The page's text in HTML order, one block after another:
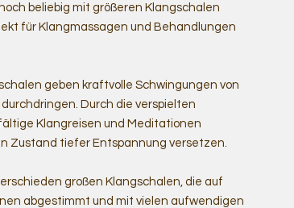
beliebig mit größeren Klangschalen
für Klangmassagen und Behandlungen
geben kraftvolle Schwingungen von
Durch die verspielten
Klangreisen und Meditationen
Zustand tiefer Entspannung versetzen.
großen Klangschalen, die auf
abgestimmt und mit vielen aufwendigen